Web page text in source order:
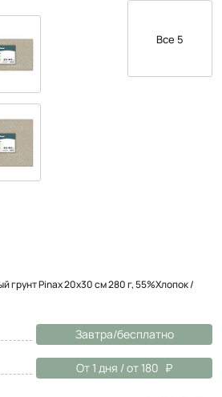
Все 5
грунт Pinax 20х30 см 280 г, 55%Хлопок /
Завтра/бесплатно
От 1 дня / от 180